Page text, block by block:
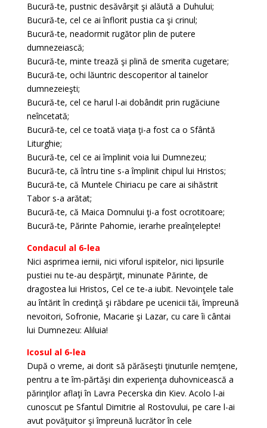
Bucură-te, pustnic desăvârşit şi alăută a Duhului;
Bucură-te, cel ce ai înflorit pustia ca şi crinul;
Bucură-te, neadormit rugător plin de putere
dumnezeiască;
Bucură-te, minte trează şi plină de smerita cugetare;
Bucură-te, ochi lăuntric descoperitor al tainelor
dumnezeieşti;
Bucură-te, cel ce harul l-ai dobândit prin rugăciune
neîncetată;
Bucură-te, cel ce toată viaţa ţi-a fost ca o Sfântă
Liturghie;
Bucură-te, cel ce ai împlinit voia lui Dumnezeu;
Bucură-te, că întru tine s-a împlinit chipul lui Hristos;
Bucură-te, că Muntele Chiriacu pe care ai sihăstrit
Tabor s-a arătat;
Bucură-te, că Maica Domnului ţi-a fost ocrotitoare;
Bucură-te, Părinte Pahomie, ierarhe preaînţelepte!
Condacul al 6-lea
Nici asprimea iernii, nici viforul ispitelor, nici lipsurile
pustiei nu te-au despărţit, minunate Părinte, de
dragostea lui Hristos, Cel ce te-a iubit. Nevoinţele tale
au întărit în credinţă şi răbdare pe ucenicii tăi, împreună
nevoitori, Sofronie, Macarie şi Lazar, cu care îi cântai
lui Dumnezeu: Aliluia!
Icosul al 6-lea
După o vreme, ai dorit să părăseşti ţinuturile nemţene,
pentru a te îm-părtăşi din experienţa duhovnicească a
părinţilor aflaţi în Lavra Pecerska din Kiev. Acolo l-ai
cunoscut pe Sfantul Dimitrie al Rostovului, pe care l-ai
avut povăţuitor şi împreună lucrător în cele